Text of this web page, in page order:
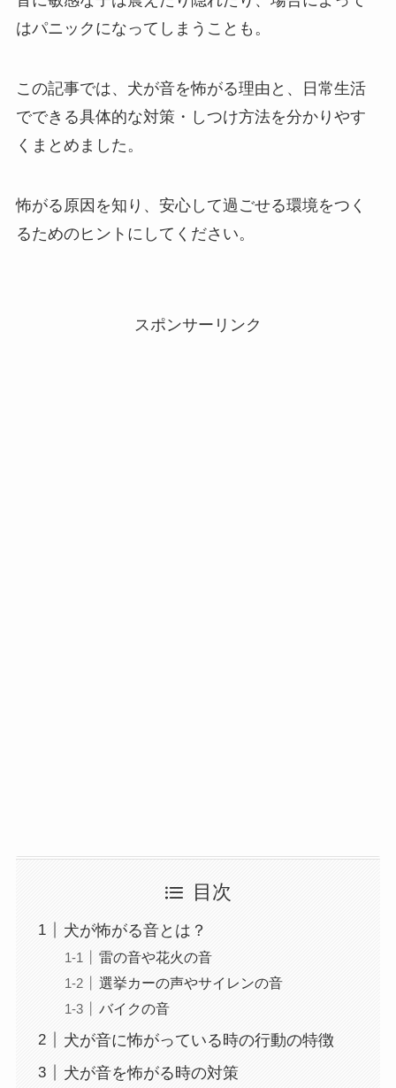
はパニックになってしまうことも。
この記事では、犬が音を怖がる理由と、日常生活
でできる具体的な対策・しつけ方法を分かりやす
くまとめました。
怖がる原因を知り、安心して過ごせる環境をつく
るためのヒントにしてください。
スポンサーリンク
目次
犬が怖がる音とは？
雷の音や花火の音
選挙カーの声やサイレンの音
バイクの音
犬が音に怖がっている時の行動の特徴
犬が音を怖がる時の対策